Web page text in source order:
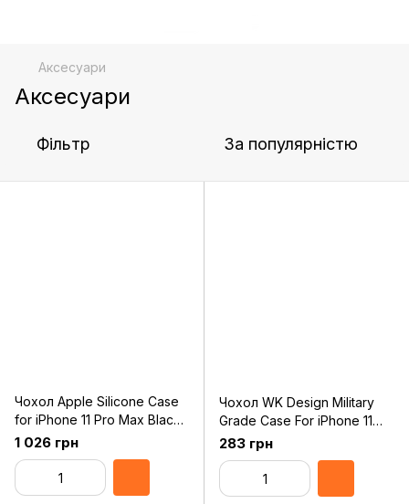
Аксесуари
Аксесуари
Фільтр За популярністю
Чохол Apple Silicone Case
for iPhone 11 Pro Max Black
Original Assembly
1 026 грн
Чохол WK Design Military
Grade Case For iPhone 11
Pro Transparent (WPC-097)
283 грн